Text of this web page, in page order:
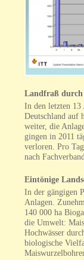
Landfraß durch
In den letzten 13
Deutschland auf
weiter, die
gingen in 2011
verloren. Pro
nach
Eintönige
In der gängigen
Anlagen.
140 000 ha
die Umwelt:
Hochwässer
biologische